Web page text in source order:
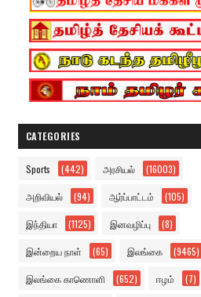
CATEGORIES
Sports (442) அரசியல் (16003)
அறிவியல் (94) ஆர்ப்பாட்டம் (105)
இந்தியா (1125) இனவழிப்பு (8)
இன்றைய நாள் (65) இலங்கை (9465)
இலங்கை காணொளி (652) ஈழம் (7)